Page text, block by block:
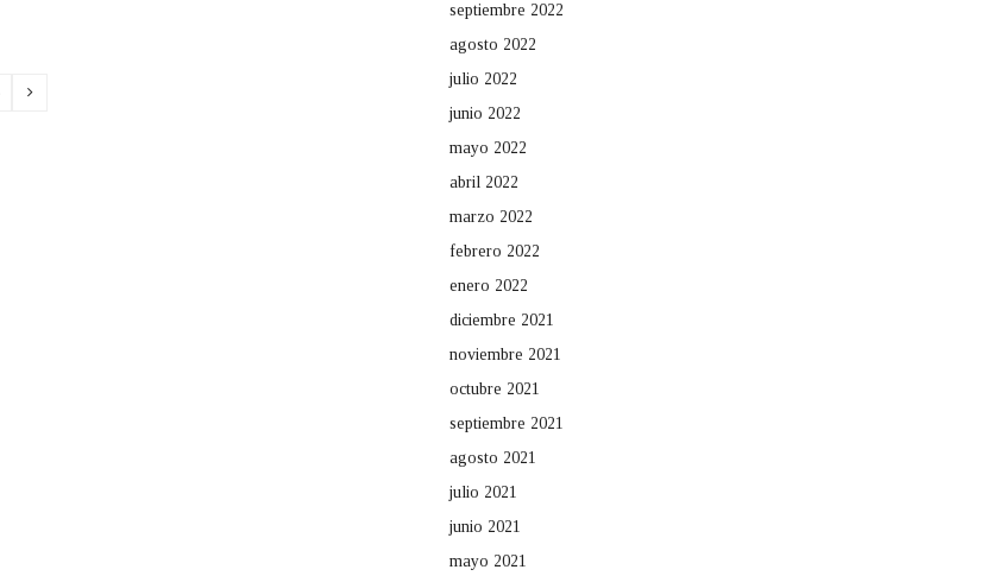
septiembre 2022
agosto 2022
julio 2022
junio 2022
mayo 2022
abril 2022
marzo 2022
febrero 2022
enero 2022
diciembre 2021
noviembre 2021
octubre 2021
septiembre 2021
agosto 2021
julio 2021
junio 2021
mayo 2021